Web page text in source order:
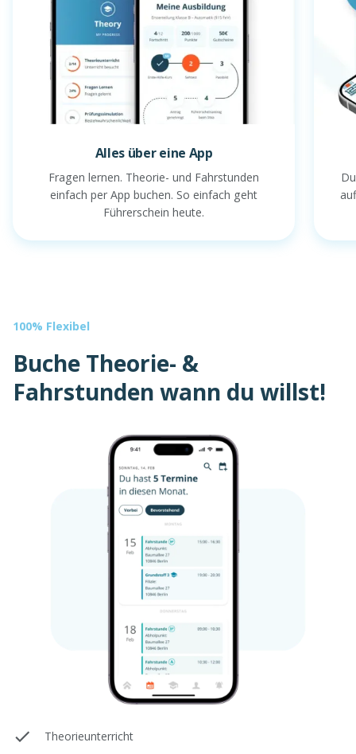
Alles über eine App
Fragen lernen. Theorie- und Fahrstunden
einfach per App buchen. So einfach geht
Führerschein heute.
100% Flexibel
Buche Theorie- &
Fahrstunden wann du willst!
Theorieunterricht